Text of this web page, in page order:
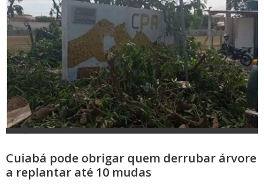
Cuiabá pode obrigar quem derrubar árvore
a replantar até 10 mudas